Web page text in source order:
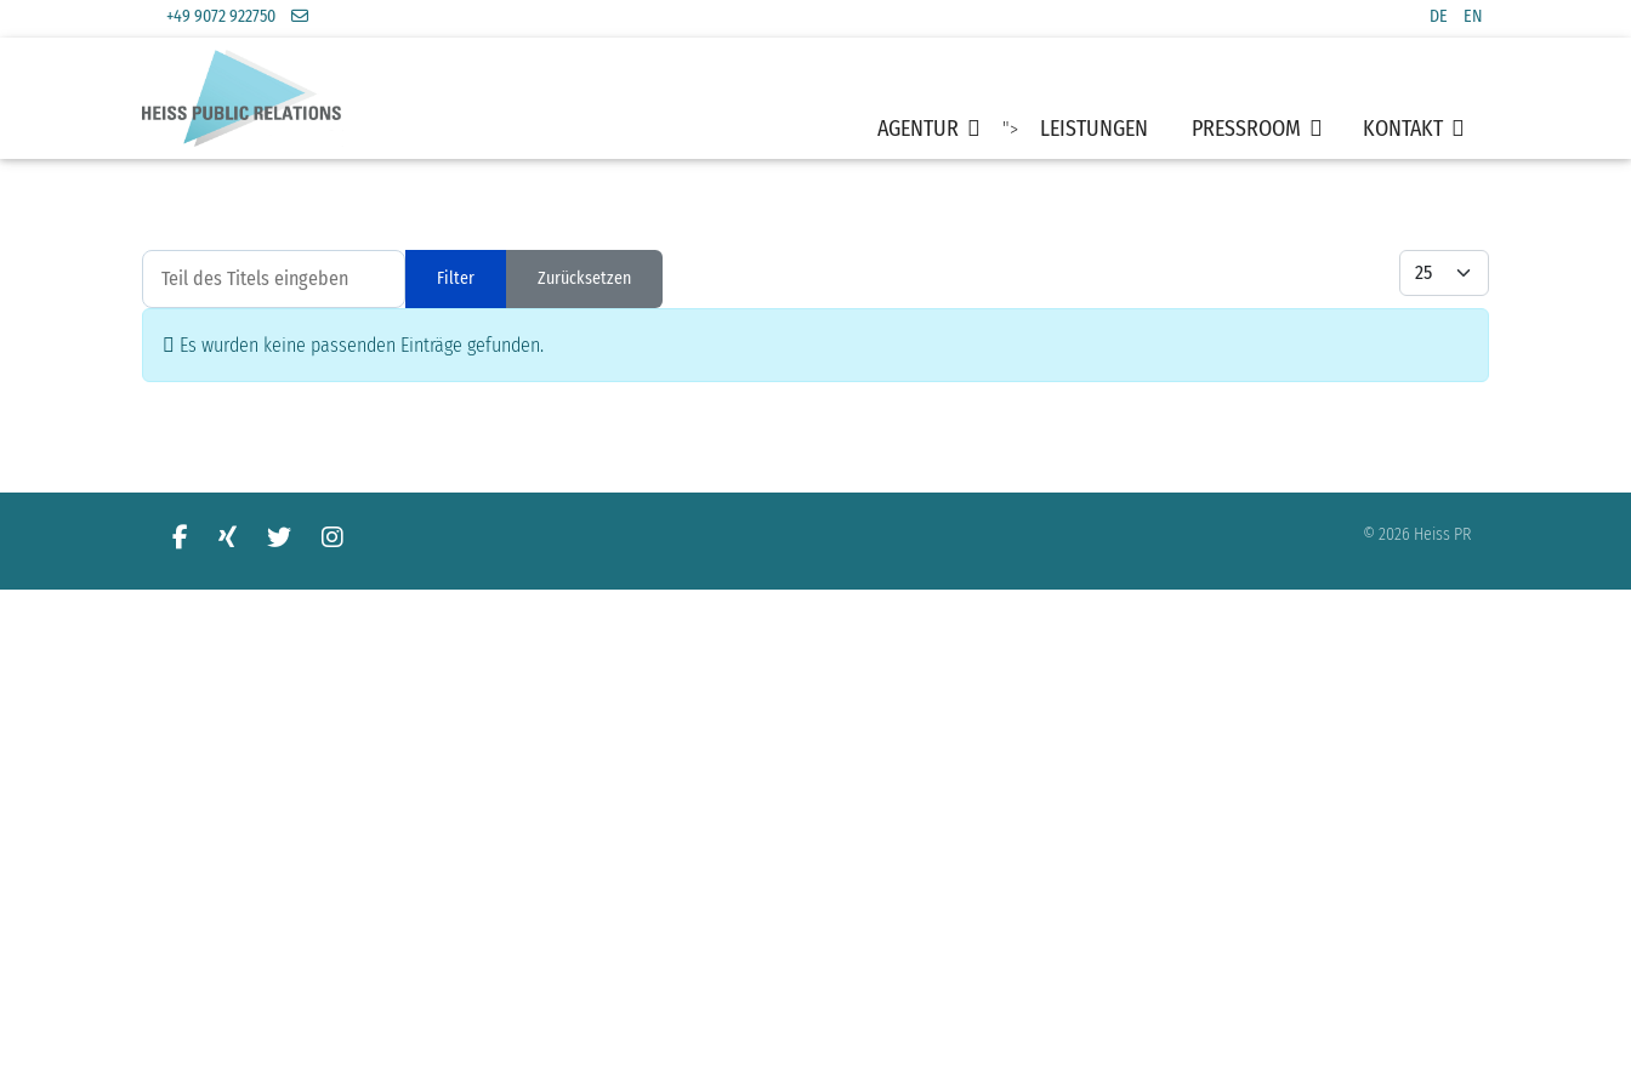
Sprache auswählen
DE EN
+49 9072 922750
AGENTUR "> LEISTUNGEN PRESSROOM KONTAKT
Teil des Titels eingeben
Filter Zurücksetzen
Anzeige #
Information
Es wurden keine passenden Einträge gefunden.
© 2026 Heiss PR